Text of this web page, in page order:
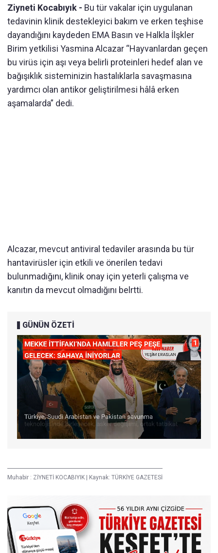
Ziyneti Kocabıyık - Bu tür vakalar için uygulanan
tedavinin klinik destekleyici bakım ve erken teşhise
dayandığını kaydeden EMA Basın ve Halkla İlşkler
Birim yetkilisi Yasmina Alcazar “Hayvanlardan geçen
bu virüs için aşı veya belirli proteinleri hedef alan ve
bağışıklık sisteminizin hastalıklarla savaşmasına
yardımcı olan antikor geliştirilmesi hâlâ erken
aşamalarda” dedi.
Alcazar, mevcut antiviral tedaviler arasında bu tür
hantavirüsler için etkili ve önerilen tedavi
bulunmadığını, klinik onay için yeterli çalışma ve
kanıtın da mevcut olmadığını belrtti.
GÜNÜN ÖZETİ
Muhabir : ZİYNETİ KOCABIYIK | Kaynak: TÜRKİYE GAZETESİ